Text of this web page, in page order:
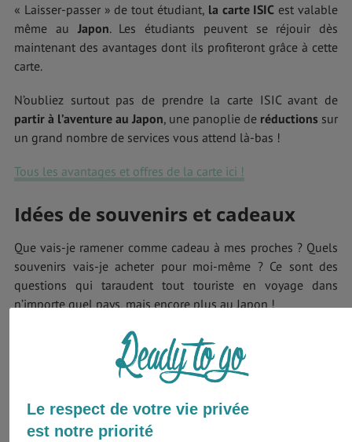
« Laisser-passer » de tout étudiant, la carte ISIC est valable
même au Japon. Les étudiants peuvent se réjouir dès
maintenant des avantages dont ils profiteront grâce à cette
carte.
N’oubliez surtout pas de prendre la carte ISIC avant de
partir à l’aventure au Japon, une panoplie de réductions sur
un grand nombre de services vous attend là-bas !
Tous les avantages et offres de la carte ici !
Idées de souvenirs et cadeaux
Que vais-je ramener comme cadeau à mes proches ? Quels
souvenirs vais-je acheter pour moi-même ? Ce sont des
questions qui taraudent tout touriste en voyage dans
n’importe quel pays, mais encore plus au Japon !
Le respect de votre vie privée
est notre priorité